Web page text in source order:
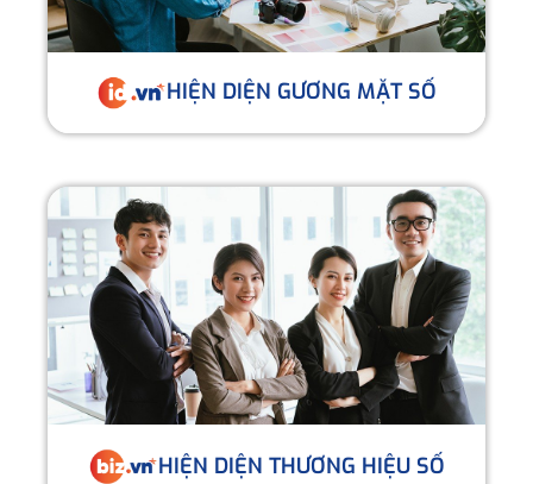
HIỆN DIỆN GƯƠNG MẶT SỐ
HIỆN DIỆN THƯƠNG HIỆU SỐ